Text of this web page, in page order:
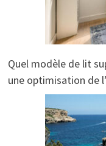
Quel modèle de lit
une optimisation de